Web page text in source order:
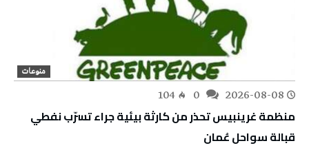
منوعات
2026-08-08
104
منظمة غرينبيس تحذر من كارثة بيئية جراء تسرّب نفطي
قبالة سواحل عُمان